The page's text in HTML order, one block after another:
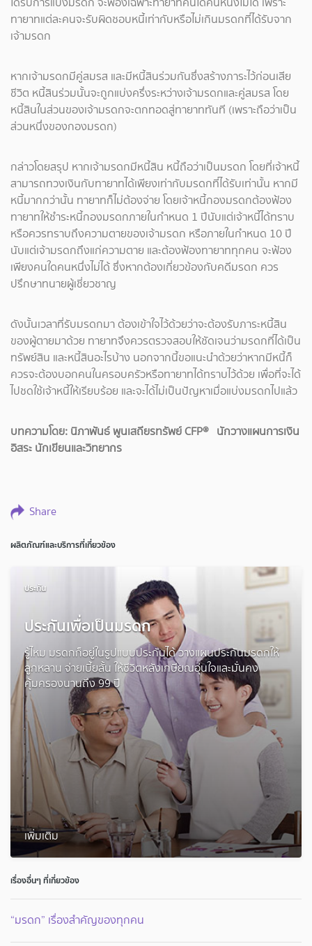
ทายาทแต่ละคนจะรับผิดชอบหนี้เท่ากับหรือไม่เกินมรดกที่ได้รับจาก
เจ้ามรดก
หากเจ้ามรดกมีคู่สมรส และมีหนี้สินร่วมกันซึ่งสร้างภาระไว้ก่อนเสีย
ชีวิต หนี้สินร่วมนั้นจะถูกแบ่งครึ่งระหว่างเจ้ามรดกและคู่สมรส โดย
หนี้สินในส่วนของเจ้ามรดกจะตกทอดสู่ทายาททันที (เพราะถือว่าเป็น
ส่วนหนึ่งของกองมรดก)
กล่าวโดยสรุป หากเจ้ามรดกมีหนี้สิน หนี้ถือว่าเป็นมรดก โดยที่เจ้าหนี้
สามารถทวงเงินกับทายาทได้เพียงเท่ากับมรดกที่ได้รับเท่านั้น หากมี
หนี้มากกว่านั้น ทายาทก็ไม่ต้องจ่าย โดยเจ้าหนี้กองมรดกต้องฟ้อง
ทายาทให้ชำระหนี้กองมรดกภายในกำหนด 1 ปีนับแต่เจ้าหนี้ได้ทราบ
หรือควรทราบถึงความตายของเจ้ามรดก หรือภายในกำหนด 10 ปี
นับแต่เจ้ามรดกถึงแก่ความตาย และต้องฟ้องทายาททุกคน จะฟ้อง
เพียงคนใดคนหนึ่งไม่ได้ ซึ่งหากต้องเกี่ยวข้องกับคดีมรดก ควร
ปรึกษาทนายผู้เชี่ยวชาญ
ดังนั้นเวลาที่รับมรดกมา ต้องเข้าใจไว้ด้วยว่าจะต้องรับภาระหนี้สิน
ของผู้ตายมาด้วย ทายาทจึงควรตรวจสอบให้ชัดเจนว่ามรดกที่ได้เป็น
ทรัพย์สิน และหนี้สินอะไรบ้าง นอกจากนี้ขอแนะนำด้วยว่าหากมีหนี้ก็
ควรจะต้องบอกคนในครอบครัวหรือทายาทได้ทราบไว้ด้วย เพื่อที่จะได้
ไปชดใช้เจ้าหนี้ให้เรียบร้อย และจะได้ไม่เป็นปัญหาเมื่อแบ่งมรดกไปแล้ว
บทความโดย: นิภาพันธ์ พูนเสถียรทรัพย์ CFP® นักวางแผนการเงิน
อิสระ นักเขียนและวิทยากร
Share
ผลิตภัณฑ์และบริการที่เกี่ยวข้อง
ประกัน
ประกันเพื่อเป็นมรดก
รู้ไหม มรดกก็อยู่ในรูปแบบประกันได้ วางแผนประกันมรดกให้
ลูกหลาน จ่ายเบี้ยสั้น ให้ชีวิตหลังเกษียณอุ่นใจและมั่นคง
คุ้มครองนานถึง 99 ปี
เพิ่มเติม
เรื่องอื่นๆ ที่เกี่ยวข้อง
“มรดก” เรื่องสำคัญของทุกคน